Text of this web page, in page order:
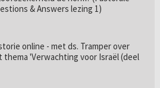
& Answers lezing 1)
online - met ds. Tramper over
thema 'Verwachting voor Israël (deel